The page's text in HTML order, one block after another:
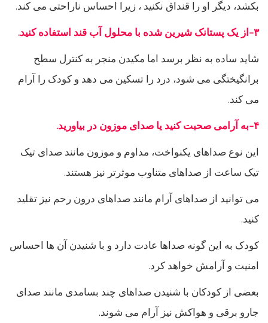
بکشد، دیگر او را قنداق نکنید ، زیرا احساس ناراحتی می کند.
۳-از یک پستانک شیرین شده با محلول آب قند استفاده کنید.
شاید ساده به نظر برسد اما مکیدن منجر به کنترل سطح
برانگیختگی می شود، درد را تسکین می دهد و کودک را آرام
می کند.
۴-به آرامی صحبت کنید یا صدای موزون در بیاورید.
این نوع صداهای یکنواخت، مداوم و موزون مانند صدای تیک
تیک ساعت از صداهای متناوب موثرتر نیز هستند.
می توانید از صداهای آرام مانند صداهای درون رحم نیز تقلید
کنید.
کودک به این گونه صداها عادت دارد و با شنیدن آن ها احساس
امنیت و آرامش خواهد کرد.
بعضی از کودکان با شنیدن صداهای چند بسامدی مانند صدای
جارو برقی و هواکش نیز آرام می شوند.